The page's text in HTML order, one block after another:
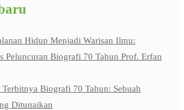
Hidup Menjadi Warisan Ilmu:
Peluncuran Biografi 70 Tahun Prof. Erfan
Terbitnya Biografi 70 Tahun: Sebuah
Ditunaikan